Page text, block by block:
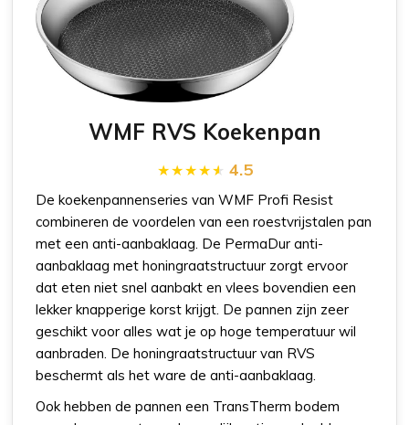
WMF RVS Koekenpan
4.5
De koekenpannenseries van WMF Profi Resist
combineren de voordelen van een roestvrijstalen pan
met een anti-aanbaklaag. De PermaDur anti-
aanbaklaag met honingraatstructuur zorgt ervoor
dat eten niet snel aanbakt en vlees bovendien een
lekker knapperige korst krijgt. De pannen zijn zeer
geschikt voor alles wat je op hoge temperatuur wil
aanbraden. De honingraatstructuur van RVS
beschermt als het ware de anti-aanbaklaag.
Ook hebben de pannen een TransTherm bodem